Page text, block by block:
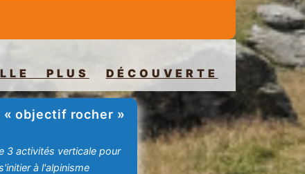
PLUS DÉCOUVERTE
« objectif rocher »
3 activités verticale pour
à l'alpinisme